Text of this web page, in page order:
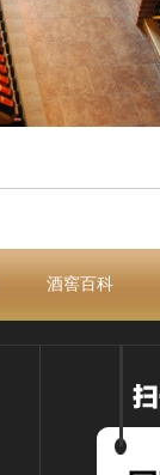
酒窖百科